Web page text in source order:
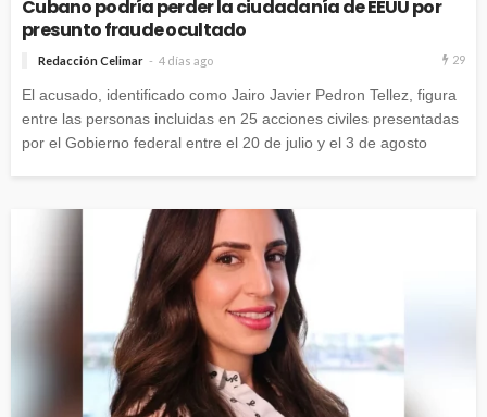
Cubano podría perder la ciudadanía de EEUU por
presunto fraude ocultado
Redacción Celimar 4 días ago 29
El acusado, identificado como Jairo Javier Pedron Tellez, figura
entre las personas incluidas en 25 acciones civiles presentadas
por el Gobierno federal entre el 20 de julio y el 3 de agosto